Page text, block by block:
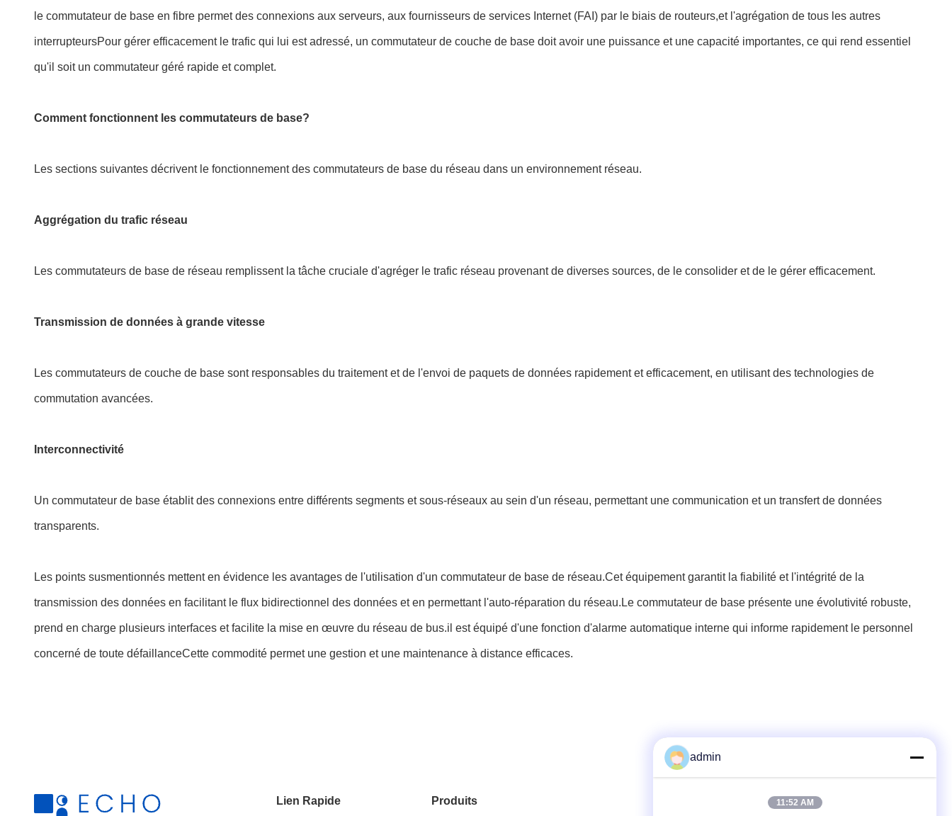
le commutateur de base en fibre permet des connexions aux serveurs, aux fournisseurs de services Internet (FAI) par le biais de routeurs,et l'agrégation de tous les autres
interrupteursPour gérer efficacement le trafic qui lui est adressé, un commutateur de couche de base doit avoir une puissance et une capacité importantes, ce qui rend essentiel
qu'il soit un commutateur géré rapide et complet.
Comment fonctionnent les commutateurs de base?
Les sections suivantes décrivent le fonctionnement des commutateurs de base du réseau dans un environnement réseau.
Aggrégation du trafic réseau
Les commutateurs de base de réseau remplissent la tâche cruciale d'agréger le trafic réseau provenant de diverses sources, de le consolider et de le gérer efficacement.
Transmission de données à grande vitesse
Les commutateurs de couche de base sont responsables du traitement et de l'envoi de paquets de données rapidement et efficacement, en utilisant des technologies de
commutation avancées.
Interconnectivité
Un commutateur de base établit des connexions entre différents segments et sous-réseaux au sein d'un réseau, permettant une communication et un transfert de données
transparents.
Les points susmentionnés mettent en évidence les avantages de l'utilisation d'un commutateur de base de réseau.Cet équipement garantit la fiabilité et l'intégrité de la
transmission des données en facilitant le flux bidirectionnel des données et en permettant l'auto-réparation du réseau.Le commutateur de base présente une évolutivité robuste,
prend en charge plusieurs interfaces et facilite la mise en œuvre du réseau de bus.il est équipé d'une fonction d'alarme automatique interne qui informe rapidement le personnel
concerné de toute défaillanceCette commodité permet une gestion et une maintenance à distance efficaces.
Lien Rapide Produits Contactez rapidement
admin
11:52 AM